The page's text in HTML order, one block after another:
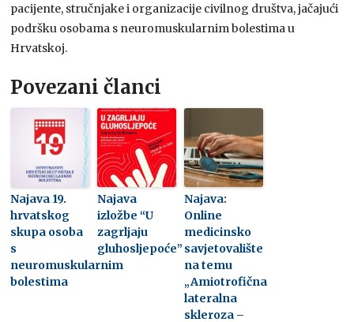
pacijente, stručnjake i organizacije civilnog društva, jačajući
podršku osobama s neuromuskularnim bolestima u
Hrvatskoj.
Povezani članci
Najava 19.
hrvatskog
skupa osoba
s
neuromuskularnim
bolestima
Najava
izložbe “U
zagrljaju
gluhosljepoće”
Najava:
Online
medicinsko
savjetovalište
na temu
„Amiotrofična
lateralna
skleroza –